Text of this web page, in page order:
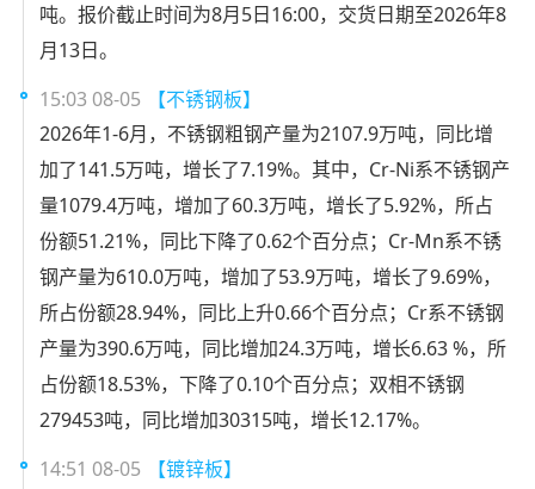
吨。报价截止时间为8月5日16:00，交货日期至2026年8
月13日。
15:03 08-05
【不锈钢板】
2026年1-6月，不锈钢粗钢产量为2107.9万吨，同比增
加了141.5万吨，增长了7.19%。其中，Cr-Ni系不锈钢产
量1079.4万吨，增加了60.3万吨，增长了5.92%，所占
份额51.21%，同比下降了0.62个百分点；Cr-Mn系不锈
钢产量为610.0万吨，增加了53.9万吨，增长了9.69%，
所占份额28.94%，同比上升0.66个百分点；Cr系不锈钢
产量为390.6万吨，同比增加24.3万吨，增长6.63 %，所
占份额18.53%，下降了0.10个百分点；双相不锈钢
279453吨，同比增加30315吨，增长12.17%。
14:51 08-05
【镀锌板】